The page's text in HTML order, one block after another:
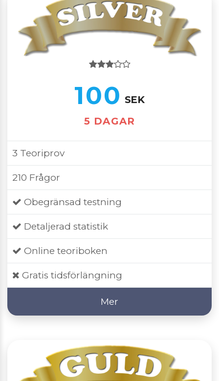
100 SEK
5 DAGAR
3 Teoriprov
210 Frågor
Obegränsad testning
Detaljerad statistik
Online teoriboken
Gratis tidsförlängning
Mer